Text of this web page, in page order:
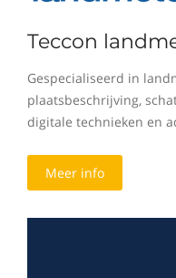
Teccon
Gespecialiseerd in
plaatsbeschrijving,
digitale technieken en
Meer info